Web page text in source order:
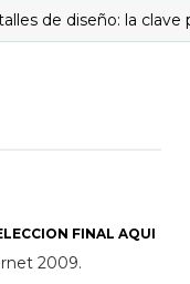
la clave para
FINAL AQUI
2009.